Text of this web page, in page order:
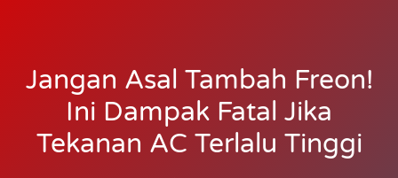
Jangan Asal Tambah Freon!
Ini Dampak Fatal Jika
Tekanan AC Terlalu Tinggi